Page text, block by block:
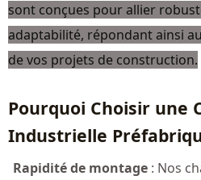
sont conçues pour allier
adaptabilité, répondant ainsi
de vos projets de construction.
Pourquoi Choisir une
Industrielle
Rapidité de montage : Nos